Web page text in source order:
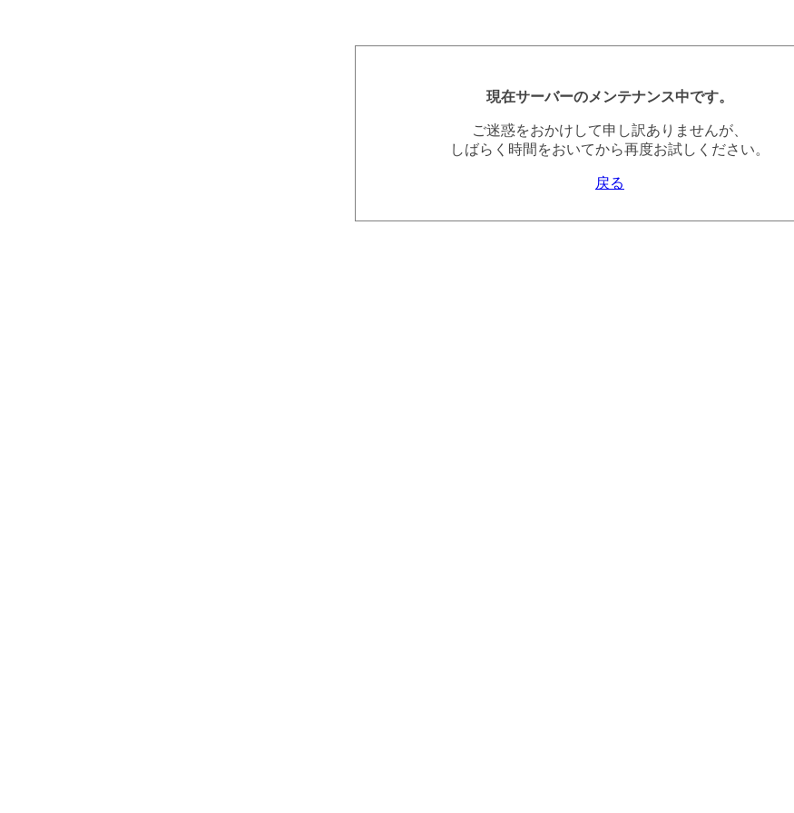
現在サーバーのメンテナンス中です。
ご迷惑をおかけして申し訳ありませんが、
しばらく時間をおいてから再度お試しください。
戻る